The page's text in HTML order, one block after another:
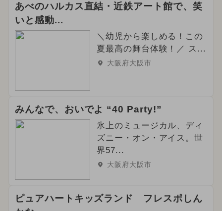
あべのハルカス直結・近鉄アート館で、笑
いと感動...
＼幼児から楽しめる！この
夏最高の舞台体験！／ ス...
大阪府大阪市
みんなで、おいでよ “40 Party!”
氷上のミュージカル、ディ
ズニー・オン・アイス。世
界57...
大阪府大阪市
ピュアハートキッズランド フレスポしん